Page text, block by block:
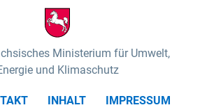
Ministerium für Umwelt,
und Klimaschutz
INHALT
IMPRESSUM